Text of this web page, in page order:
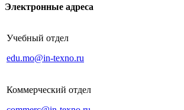
Электронные адреса
Учебный отдел
edu.mo@in-texno.ru
Коммерческий отдел